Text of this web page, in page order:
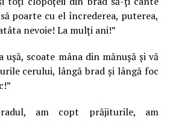
poarte cu el încrederea, puterea,
nevoie! La mulți ani!”
ușă, scoate mâna din mănușă și vă
cerului, lângă brad și lângă foc
am copt prăjiturile, am